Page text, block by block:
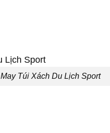
May Túi Xách Du Lịch Sport